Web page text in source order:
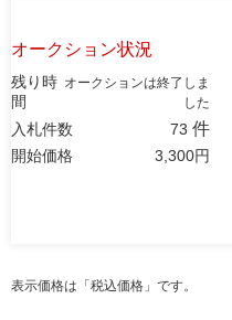
オークション状況
残り時
間
オークションは終了しま
した
入札件数 73 件
開始価格 3,300円
表示価格は「税込価格」です。